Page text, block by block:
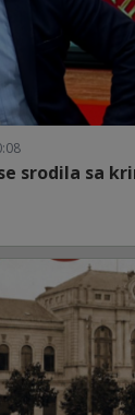
srodila sa